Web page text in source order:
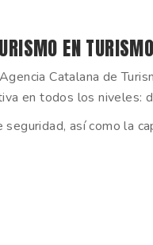
EN
Catalana de
en todos los niveles:
así como la